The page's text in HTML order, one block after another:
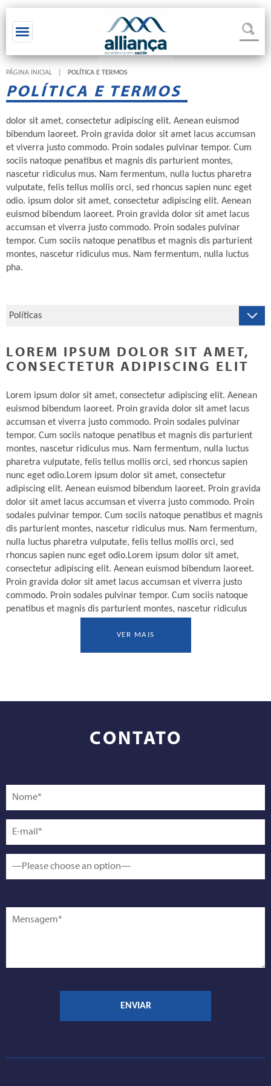
Toggle navigation
PÁGINA INICIAL POLÍTICA E TERMOS
POLÍTICA E TERMOS
dolor sit amet, consectetur adipiscing elit. Aenean euismod
bibendum laoreet. Proin gravida dolor sit amet lacus accumsan
et viverra justo commodo. Proin sodales pulvinar tempor. Cum
sociis natoque penatibus et magnis dis parturient montes,
nascetur ridiculus mus. Nam fermentum, nulla luctus pharetra
vulputate, felis tellus mollis orci, sed rhoncus sapien nunc eget
odio. ipsum dolor sit amet, consectetur adipiscing elit. Aenean
euismod bibendum laoreet. Proin gravida dolor sit amet lacus
accumsan et viverra justo commodo. Proin sodales pulvinar
tempor. Cum sociis natoque penatibus et magnis dis parturient
montes, nascetur ridiculus mus. Nam fermentum, nulla luctus
pha.
LOREM IPSUM DOLOR SIT AMET,
CONSECTETUR ADIPISCING ELIT
Lorem ipsum dolor sit amet, consectetur adipiscing elit. Aenean
euismod bibendum laoreet. Proin gravida dolor sit amet lacus
accumsan et viverra justo commodo. Proin sodales pulvinar
tempor. Cum sociis natoque penatibus et magnis dis parturient
montes, nascetur ridiculus mus. Nam fermentum, nulla luctus
pharetra vulputate, felis tellus mollis orci, sed rhoncus sapien
nunc eget odio.Lorem ipsum dolor sit amet, consectetur
adipiscing elit. Aenean euismod bibendum laoreet. Proin gravida
dolor sit amet lacus accumsan et viverra justo commodo. Proin
sodales pulvinar tempor. Cum sociis natoque penatibus et magnis
dis parturient montes, nascetur ridiculus mus. Nam fermentum,
nulla luctus pharetra vulputate, felis tellus mollis orci, sed
rhoncus sapien nunc eget odio.Lorem ipsum dolor sit amet,
consectetur adipiscing elit. Aenean euismod bibendum laoreet.
Proin gravida dolor sit amet lacus accumsan et viverra justo
commodo. Proin sodales pulvinar tempor. Cum sociis natoque
penatibus et magnis dis parturient montes, nascetur ridiculus
mollis orci, sed rhoncus sapien nunc eget odio.
accumsan et viverra justo commodo. Proin sodales pulvinar
tempor. Cum sociis natoque penatibus et magnis dis parturient
nunc eget odio.Lorem ipsum dolor sit amet, consectetur
adipiscing elit. Aenean euismod bibendum laoreet. Proin gravida
dolor sit amet lacus accumsan et viverra justo commodo. Proin
nulla luctus pharetra vulputate, felis tellus mollis orci, sed
rhoncus sapien nunc eget odio.Lorem ipsum dolor sit amet,
consectetur adipiscing elit. Aenean euismod bibendum laoreet.
commodo. Proin sodales pulvinar tempor. Cum sociis natoque
penatibus et magnis dis parturient montes, nascetur ridiculus
VER MAIS
CONTATO